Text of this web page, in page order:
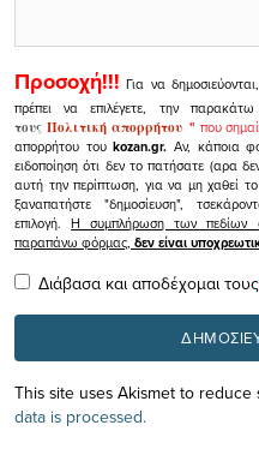
Προσοχή!!! Για να
πρέπει να επιλέγετε, την παρακάτω
τουςΠολιτική απορρήτου" που
απορρήτου τουkozan.gr. Αν, κάποια
ειδοποίηση ότι δεν το πατήσατε (αρα
αυτή την περίπτωση, για να μη χαθεί
ξαναπατήστε "δημοσίευση",
επιλογή.Η συμπλήρωση των πεδίων
παραπάνω φόρμας, δεν είναι
Διάβασα και αποδέχομαι τους
This site uses Akismet to reduce
data is processed.